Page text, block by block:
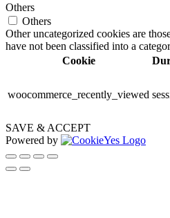
Others
Others
Other uncategorized cookies are
have not been classified into a
Cookie
woocommerce_recently_viewed
SAVE & ACCEPT
Powered by